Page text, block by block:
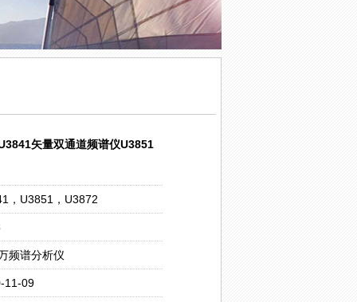
矢量双通道频谱仪U3851
，U3851，U3872
频谱分析仪
11-09